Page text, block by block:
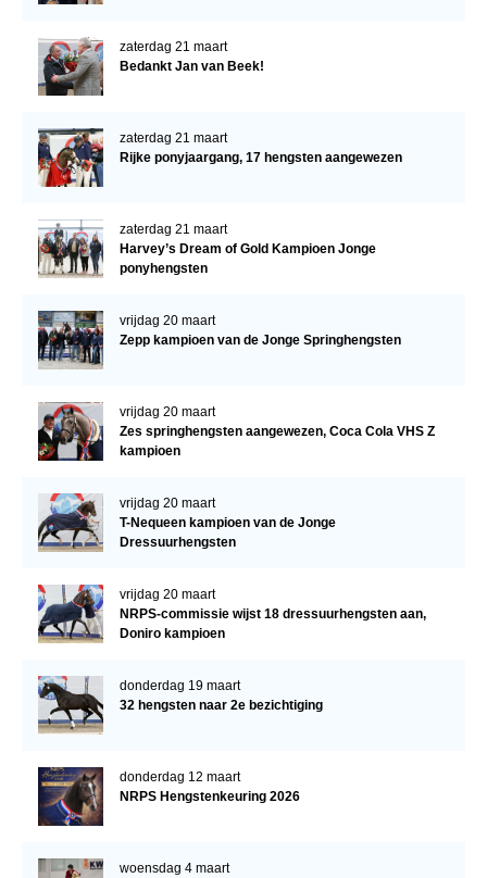
zaterdag 21 maart
Bedankt Jan van Beek!
zaterdag 21 maart
Rijke ponyjaargang, 17 hengsten aangewezen
zaterdag 21 maart
Harvey’s Dream of Gold Kampioen Jonge
ponyhengsten
vrijdag 20 maart
Zepp kampioen van de Jonge Springhengsten
vrijdag 20 maart
Zes springhengsten aangewezen, Coca Cola VHS Z
kampioen
vrijdag 20 maart
T-Nequeen kampioen van de Jonge
Dressuurhengsten
vrijdag 20 maart
NRPS-commissie wijst 18 dressuurhengsten aan,
Doniro kampioen
donderdag 19 maart
32 hengsten naar 2e bezichtiging
donderdag 12 maart
NRPS Hengstenkeuring 2026
woensdag 4 maart